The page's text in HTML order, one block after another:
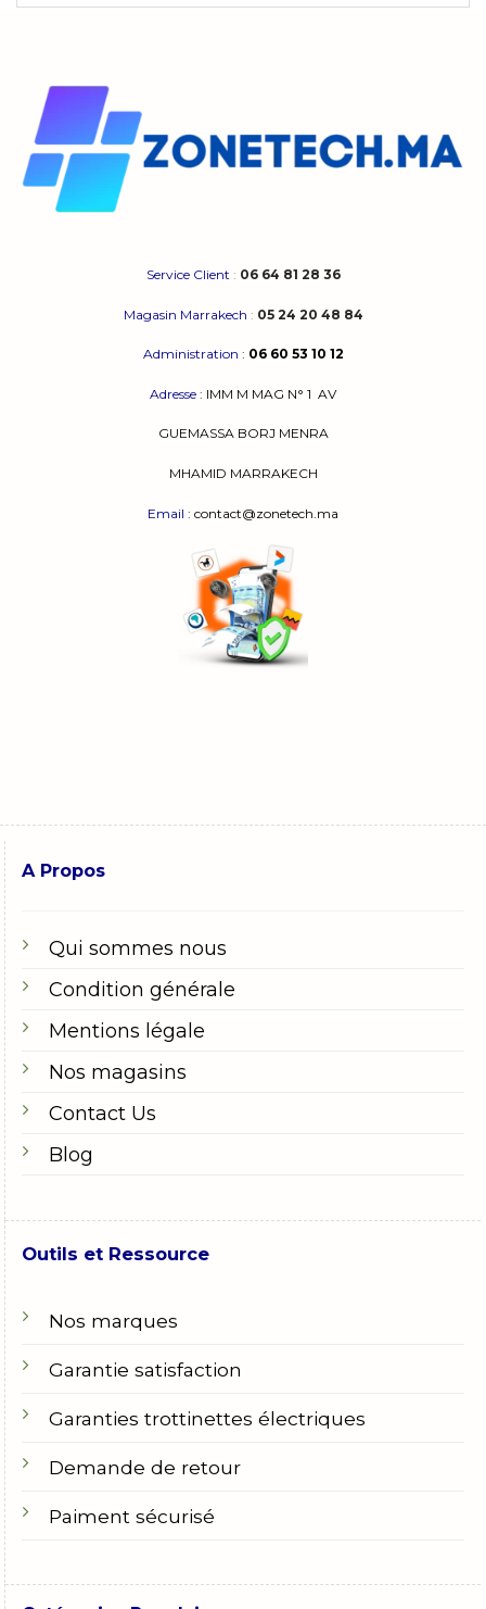
Service Client : 06 64 81 28 36
Magasin Marrakech : 05 24 20 48 84
Administration : 06 60 53 10 12
Adresse : IMM M MAG N° 1 AV
GUEMASSA BORJ MENRA
MHAMID MARRAKECH
Email : contact@zonetech.ma
A Propos
Qui sommes nous
Condition générale
Mentions légale
Nos magasins
Contact Us
Blog
Outils et Ressource
Nos marques
Garantie satisfaction
Garanties trottinettes électriques
Demande de retour
Paiment sécurisé